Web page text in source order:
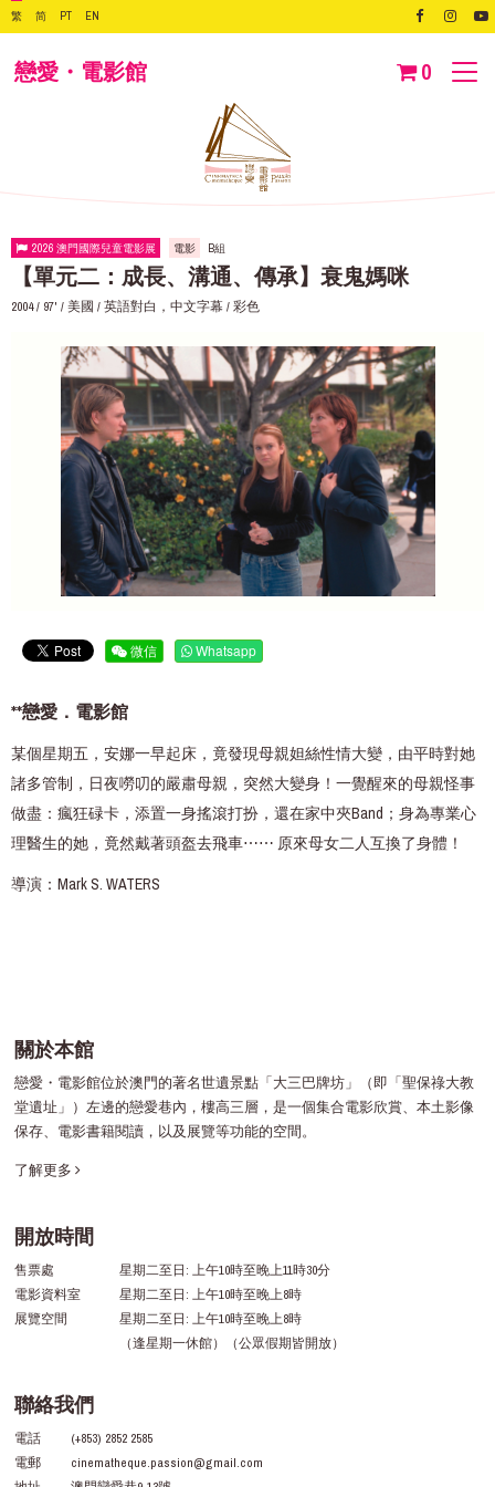
繁 简 PT EN
戀愛・電影館 0
2026 澳門國際兒童電影展 電影 B組
【單元二：成長、溝通、傳承】衰鬼媽咪
2004 / 97' / 美國 / 英語對白，中文字幕 / 彩色
微信 Whatsapp
**戀愛．電影館
某個星期五，安娜一早起床，竟發現母親妲絲性情大變，由平時對她
諸多管制，日夜嘮叨的嚴肅母親，突然大變身！一覺醒來的母親怪事
做盡：瘋狂碌卡，添置一身搖滾打扮，還在家中夾Band；身為專業心
理醫生的她，竟然戴著頭盔去飛車⋯⋯ 原來母女二人互換了身體！
導演：Mark S. WATERS
關於本館
戀愛・電影館位於澳門的著名世遺景點「大三巴牌坊」（即「聖保祿大教
堂遺址」）左邊的戀愛巷內，樓高三層，是一個集合電影欣賞、本土影像
保存、電影書籍閱讀，以及展覽等功能的空間。
了解更多
開放時間
售票處
星期二至日: 上午10時至晚上11時30分
電影資料室
星期二至日: 上午10時至晚上8時
展覽空間
星期二至日: 上午10時至晚上8時
（逢星期一休館）（公眾假期皆開放）
聯絡我們
電話
(+853) 2852 2585
電郵
cinematheque.passion@gmail.com